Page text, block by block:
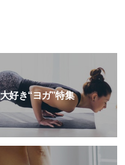
好き“ヨガ”特集